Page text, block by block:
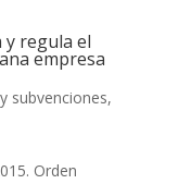
y regula el
empresa
subvenciones,
Orden